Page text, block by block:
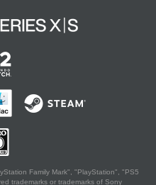
Family Mark", "PlayStation", "PS5
trademarks or trademarks of Sony